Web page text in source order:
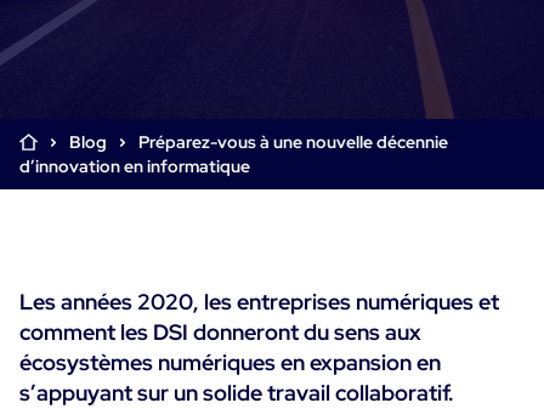
Supervision Cloud & Legacy
Supervision SLA et impact métier
SaaS ou Self-Hosted
Log Management
Analyse des causes racine
Digital Experience Monitoring
STM & RUM
Mesure de la sobriété numérique
Tests de montée en charge
Démo Produit
Centreon Infra Monitoring - Essai gratuit
Centreon Experience Monitoring - Démo Produit
Blog
Préparez-vous à une nouvelle décennie
d’innovation en informatique
Les années 2020, les entreprises numériques et
comment les DSI donneront du sens aux
écosystèmes numériques en expansion en
s’appuyant sur un solide travail collaboratif.